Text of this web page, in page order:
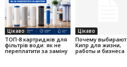
Цікаво
ТОП-8 картриджів для
фільтрів води: як не
переплатити за заміну
Цікаво
Почему выбирают
Кипр для жизни,
работы и бизнеса